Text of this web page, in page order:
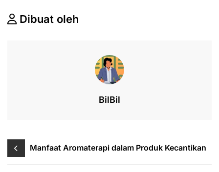
c
e
k
e
at
s
s
Dibuat oleh
BilBil
Post
navigation
Manfaat Aromaterapi dalam Produk Kecantikan